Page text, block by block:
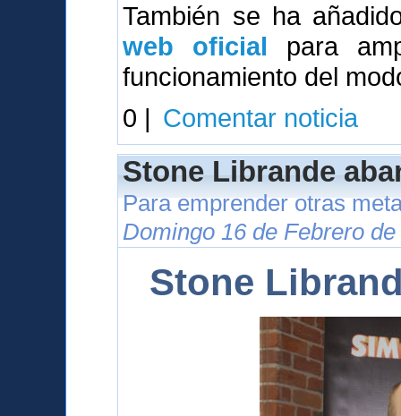
También se ha
web oficial para
funcionamiento del
0 | Comentar noticia
Stone Librande
Para emprender otras
Domingo 16 de Febrero
Stone